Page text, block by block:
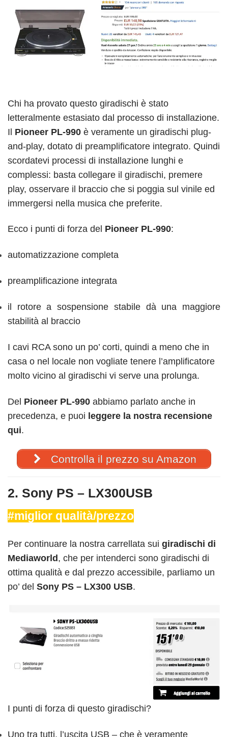
Chi ha provato questo giradischi è stato
letteralmente estasiato dal processo di installazione.
Il Pioneer PL-990 è veramente un giradischi plug-
and-play, dotato di preamplificatore integrato. Quindi
scordatevi processi di installazione lunghi e
complessi: basta collegare il giradischi, premere
play, osservare il braccio che si poggia sul vinile ed
immergersi nella musica che preferite.
Ecco i punti di forza del Pioneer PL-990:
automatizzazione completa
preamplificazione integrata
il rotore a sospensione stabile dà una maggiore
stabilità al braccio
I cavi RCA sono un po’ corti, quindi a meno che in
casa o nel locale non vogliate tenere l’amplificatore
molto vicino al giradischi vi serve una prolunga.
Del Pioneer PL-990 abbiamo parlato anche in
precedenza, e puoi leggere la nostra recensione
qui.
Controlla il prezzo su Amazon
2. Sony PS – LX300USB
#miglior qualità/prezzo
Per continuare la nostra carrellata sui giradischi di
Mediaworld, che per intenderci sono giradischi di
ottima qualità e dal prezzo accessibile, parliamo un
po’ del Sony PS – LX300 USB.
I punti di forza di questo giradischi?
Uno tra tutti, l’uscita USB – che è veramente